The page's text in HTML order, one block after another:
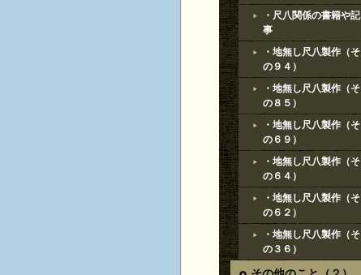
・尺八関係の書籍や記
事
・地無し尺八製作（そ
の９４）
・地無し尺八製作（そ
の８５）
・地無し尺八製作（そ
の６９）
・地無し尺八製作（そ
の６４）
・地無し尺八製作（そ
の６２）
・地無し尺八製作（そ
の３６）